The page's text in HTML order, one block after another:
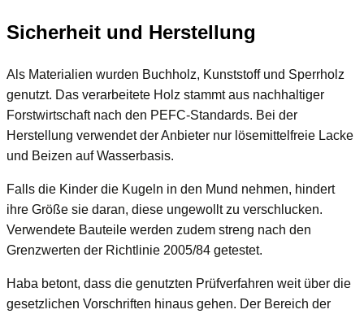
Sicherheit und Herstellung
Als Materialien wurden Buchholz, Kunststoff und Sperrholz
genutzt. Das verarbeitete Holz stammt aus nachhaltiger
Forstwirtschaft nach den PEFC-Standards. Bei der
Herstellung verwendet der Anbieter nur lösemittelfreie Lacke
und Beizen auf Wasserbasis.
Falls die Kinder die Kugeln in den Mund nehmen, hindert
ihre Größe sie daran, diese ungewollt zu verschlucken.
Verwendete Bauteile werden zudem streng nach den
Grenzwerten der Richtlinie 2005/84 getestet.
Haba betont, dass die genutzten Prüfverfahren weit über die
gesetzlichen Vorschriften hinaus gehen. Der Bereich der